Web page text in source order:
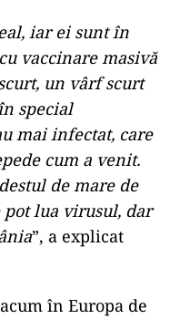
iar ei sunt în
vaccinare masivă
un vârf scurt
special
mai infectat, care
cum a venit.
de mare de
pot lua virusul, dar
”, a explicat
în Europa de